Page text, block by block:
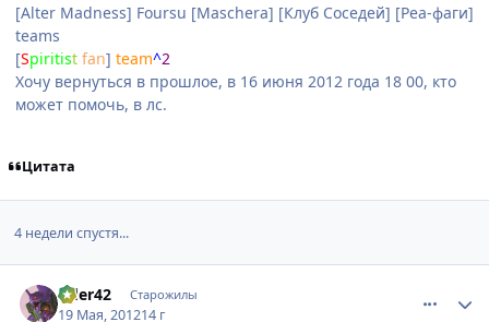
[Alter Madness] Foursu [Maschera] [Клуб Соседей] [Реа-фаги]
teams
[Spiritist fan] team^2
Хочу вернуться в прошлое, в 16 июня 2012 года 18 00, кто
может помочь, в лс.
Цитата
4 недели спустя...
rider42 Старожилы
19 Мая, 201214 г